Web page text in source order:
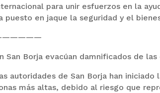
para unir esfuerzos en la
puesto en jaque la seguridad y el
San Borja evacúan damnificados de las
autoridades de San Borja han
más altas, debido al riesgo que